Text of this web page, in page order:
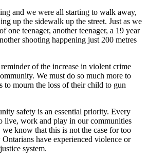
and we were all starting to walk away,
up the sidewalk up the street. Just as we
one teenager, another teenager, a 19 year
shooting happening just 200 metres
of the increase in violent crime
We must do so much more to
to mourn the loss of their child to gun
safety is an essential priority. Every
live, work and play in our communities
know that this is not the case for too
have experienced violence or
system.